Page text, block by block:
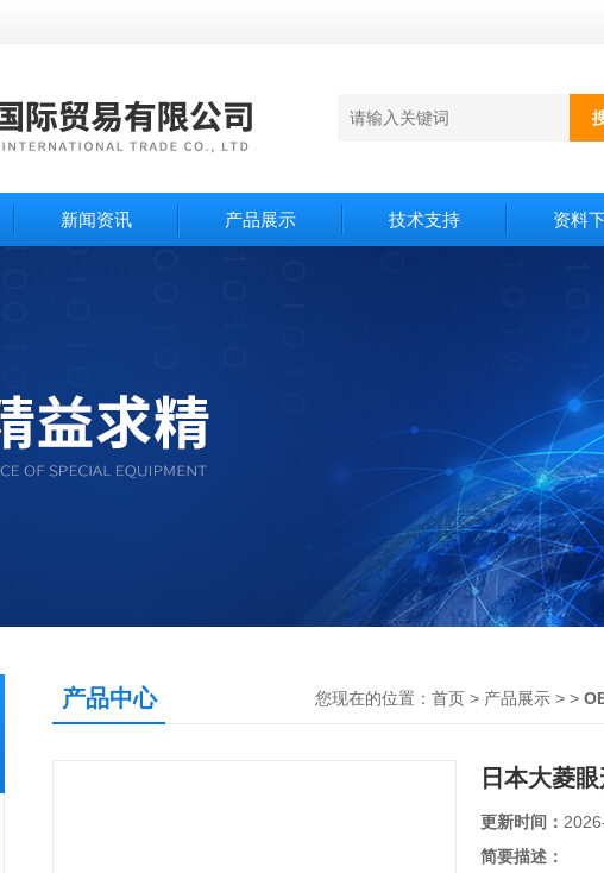
新闻资讯 产品展示 技术支持 资料
产品中心 您现在的位置： 首页 > 产品展示 > >
日本大菱
更新时间：
简要描述：